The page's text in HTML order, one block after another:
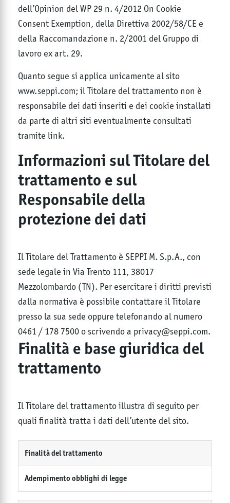
dell’Opinion del WP 29 n. 4/2012 On Cookie
Consent Exemption, della Direttiva 2002/58/CE e
della Raccomandazione n. 2/2001 del Gruppo di
lavoro ex art. 29.
Quanto segue si applica unicamente al sito
www.seppi.com; il Titolare del trattamento non è
responsabile dei dati inseriti e dei cookie installati
da parte di altri siti eventualmente consultati
tramite link.
Informazioni sul Titolare del
trattamento e sul
Responsabile della
protezione dei dati
Il Titolare del Trattamento è SEPPI M. S.p.A., con
sede legale in Via Trento 111, 38017
Mezzolombardo (TN). Per esercitare i diritti previsti
dalla normativa è possibile contattare il Titolare
presso la sua sede oppure telefonando al numero
0461 / 178 7500 o scrivendo a privacy@seppi.com.
Finalità e base giuridica del
trattamento
Il Titolare del trattamento illustra di seguito per
quali finalità tratta i dati dell’utente del sito.
Finalità del trattamento
Adempimento obblighi di legge